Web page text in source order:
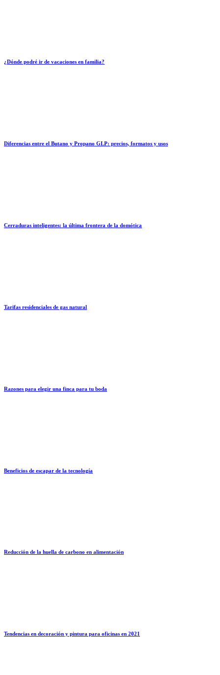
¿Dónde podré ir de vacaciones en familia?
Diferencias entre el Butano y Propano GLP: precios, formatos y usos
Cerraduras inteligentes: la última frontera de la domótica
Tarifas residenciales de gas natural
Razones para elegir una finca para tu boda
Beneficios de escapar de la tecnología
Reducción de la huella de carbono en alimentación
Tendencias en decoración y pintura para oficinas en 2021